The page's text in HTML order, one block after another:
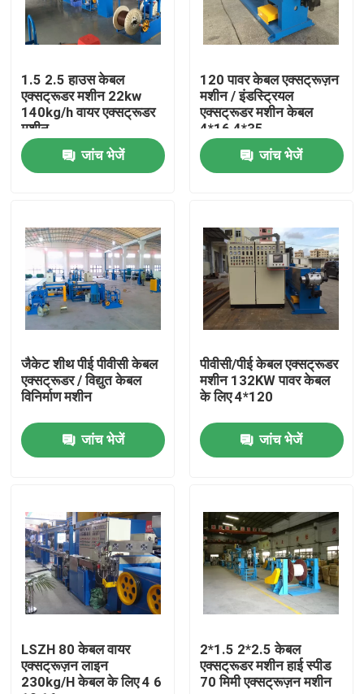
उत्पाद
हमारे बारे में
कारखाने का दौरा
हमसे संपर्क करें
एक उद्धरण का अनुरोध करें
वायर एक्सट्रूडर मशीन
1.5 2.5 हाउस केबल
एक्सट्रूडर मशीन 22kw
140kg/h वायर एक्सट्रूडर
मशीन
जांच भेजें
120 पावर केबल एक्सट्रूज़न
मशीन / इंडस्ट्रियल
एक्सट्रूडर मशीन केबल
4*16 4*35
जांच भेजें
जैकेट शीथ पीई पीवीसी केबल
एक्सट्रूडर / विद्युत केबल
विनिर्माण मशीन
जांच भेजें
पीवीसी/पीई केबल एक्सट्रूडर
मशीन 132KW पावर केबल
के लिए 4*120
जांच भेजें
LSZH 80 केबल वायर
एक्सट्रूज़न लाइन
230kg/H केबल के लिए 4 6
2*1.5 2*2.5 केबल
एक्सट्रूडर मशीन हाई स्पीड
70 मिमी एक्सट्रूज़न मशीन